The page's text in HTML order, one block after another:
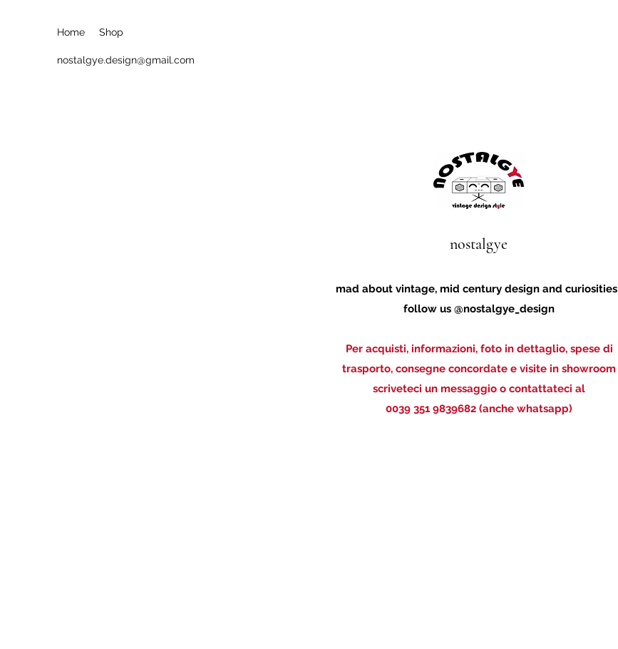
Home Shop
nostalgye.design@gmail.com
nostalgye
mad about vintage, mid century design and curiosities
follow us @nostalgye_design
Per acquisti, informazioni, foto in dettaglio, spese di
trasporto, consegne concordate e visite in showroom
scriveteci un messaggio o contattateci al
0039 351 9839682 (anche whatsapp)